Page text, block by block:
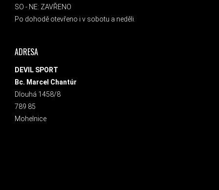
SO - NE: ZAVŘENO
Po dohodě otevřeno i v sobotu a neděli.
ADRESA
DEVIL SPORT
Bc. Marcel Chantúr
Dlouhá 1458/8
789 85
Mohelnice